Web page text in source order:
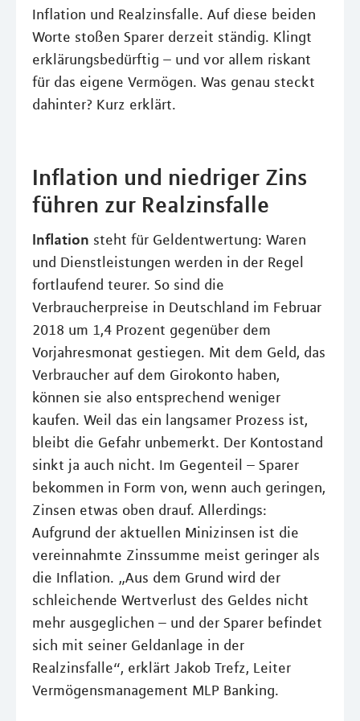
Inflation und Realzinsfalle. Auf diese beiden
Worte stoßen Sparer derzeit ständig. Klingt
erklärungsbedürftig – und vor allem riskant
für das eigene Vermögen. Was genau steckt
dahinter? Kurz erklärt.
Inflation und niedriger Zins
führen zur Realzinsfalle
Inflation steht für Geldentwertung: Waren
und Dienstleistungen werden in der Regel
fortlaufend teurer. So sind die
Verbraucherpreise in Deutschland im Februar
2018 um 1,4 Prozent gegenüber dem
Vorjahresmonat gestiegen. Mit dem Geld, das
Verbraucher auf dem Girokonto haben,
können sie also entsprechend weniger
kaufen. Weil das ein langsamer Prozess ist,
bleibt die Gefahr unbemerkt. Der Kontostand
sinkt ja auch nicht. Im Gegenteil – Sparer
bekommen in Form von, wenn auch geringen,
Zinsen etwas oben drauf. Allerdings:
Aufgrund der aktuellen Minizinsen ist die
vereinnahmte Zinssumme meist geringer als
die Inflation. „Aus dem Grund wird der
schleichende Wertverlust des Geldes nicht
mehr ausgeglichen – und der Sparer befindet
sich mit seiner Geldanlage in der
Realzinsfalle“, erklärt Jakob Trefz, Leiter
Vermögensmanagement MLP Banking.